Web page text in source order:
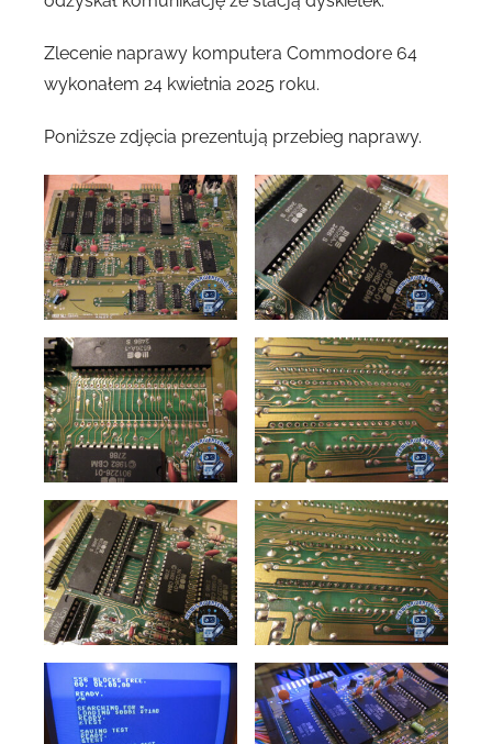
Zlecenie naprawy komputera Commodore 64
wykonałem 24 kwietnia 2025 roku.
Poniższe zdjęcia prezentują przebieg naprawy.